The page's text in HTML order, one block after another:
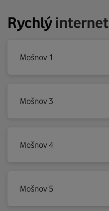
Rychlýinternet
Mošnov 1
Mošnov 3
Mošnov 4
Mošnov 5